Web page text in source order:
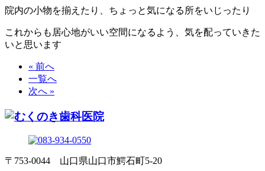
院内の小物を揃えたり、ちょっと気になる所をいじったり
これからも居心地がいい空間になるよう、気を配っていきた
いと思います
« 前へ
一覧へ
次へ »
〒753-0044 山口県山口市鰐石町5-20